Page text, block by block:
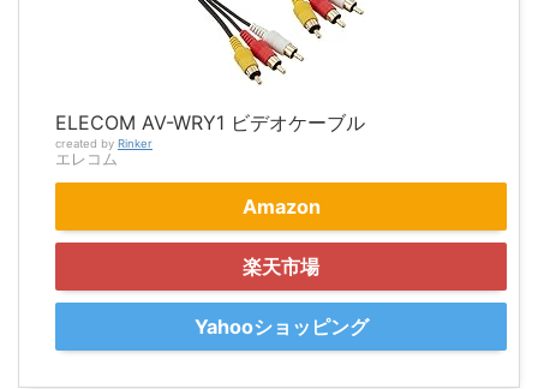
ELECOM AV-WRY1 ビデオケーブル
created by Rinker
エレコム
Amazon
楽天市場
Yahooショッピング